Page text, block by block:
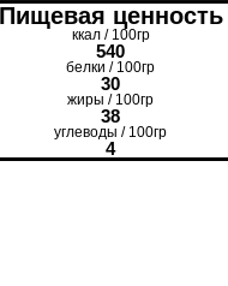
Пищевая ценность
ккал / 100гр
540
белки / 100гр
30
жиры / 100гр
38
углеводы / 100гр
4